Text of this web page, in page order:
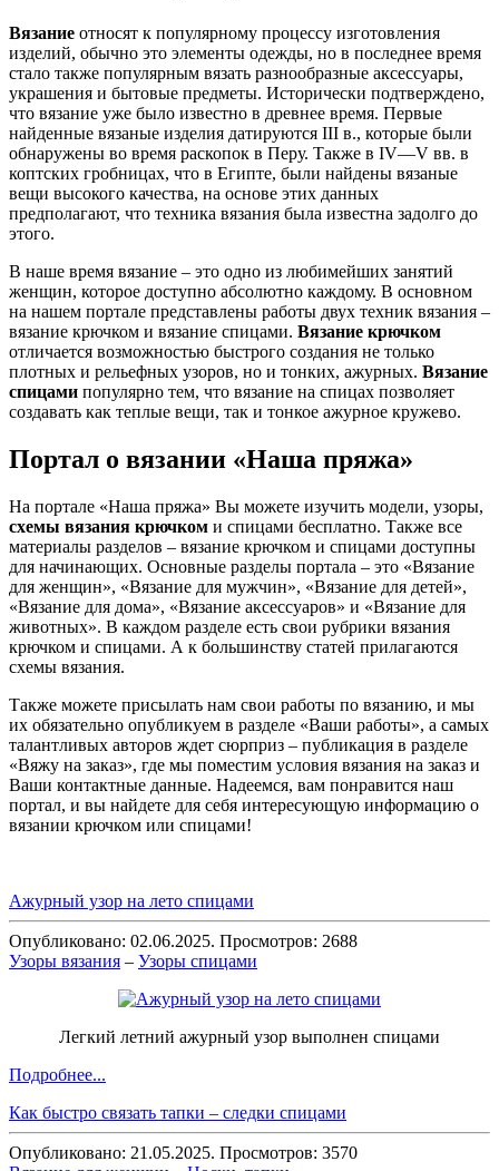
Вязание относят к популярному процессу изготовления
изделий, обычно это элементы одежды, но в последнее время
стало также популярным вязать разнообразные аксессуары,
украшения и бытовые предметы. Исторически подтверждено,
что вязание уже было известно в древнее время. Первые
найденные вязаные изделия датируются III в., которые были
обнаружены во время раскопок в Перу. Также в IV—V вв. в
коптских гробницах, что в Египте, были найдены вязаные
вещи высокого качества, на основе этих данных
предполагают, что техника вязания была известна задолго до
этого.
В наше время вязание – это одно из любимейших занятий
женщин, которое доступно абсолютно каждому. В основном
на нашем портале представлены работы двух техник вязания –
вязание крючком и вязание спицами. Вязание крючком
отличается возможностью быстрого создания не только
плотных и рельефных узоров, но и тонких, ажурных. Вязание
спицами популярно тем, что вязание на спицах позволяет
создавать как теплые вещи, так и тонкое ажурное кружево.
Портал о вязании «Наша пряжа»
На портале «Наша пряжа» Вы можете изучить модели, узоры,
схемы вязания крючком и спицами бесплатно. Также все
материалы разделов – вязание крючком и спицами доступны
для начинающих. Основные разделы портала – это «Вязание
для женщин», «Вязание для мужчин», «Вязание для детей»,
«Вязание для дома», «Вязание аксессуаров» и «Вязание для
животных». В каждом разделе есть свои рубрики вязания
крючком и спицами. А к большинству статей прилагаются
схемы вязания.
Также можете присылать нам свои работы по вязанию, и мы
их обязательно опубликуем в разделе «Ваши работы», а самых
талантливых авторов ждет сюрприз – публикация в разделе
«Вяжу на заказ», где мы поместим условия вязания на заказ и
Ваши контактные данные. Надеемся, вам понравится наш
портал, и вы найдете для себя интересующую информацию о
вязании крючком или спицами!
Ажурный узор на лето спицами
Опубликовано: 02.06.2025. Просмотров: 2688
Узоры вязания – Узоры спицами
Легкий летний ажурный узор выполнен спицами
Подробнее...
Как быстро связать тапки – следки спицами
Опубликовано: 21.05.2025. Просмотров: 3570